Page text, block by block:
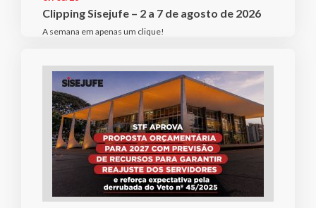
Clipping Sisejufe – 2 a 7 de agosto de 2026
A semana em apenas um clique!